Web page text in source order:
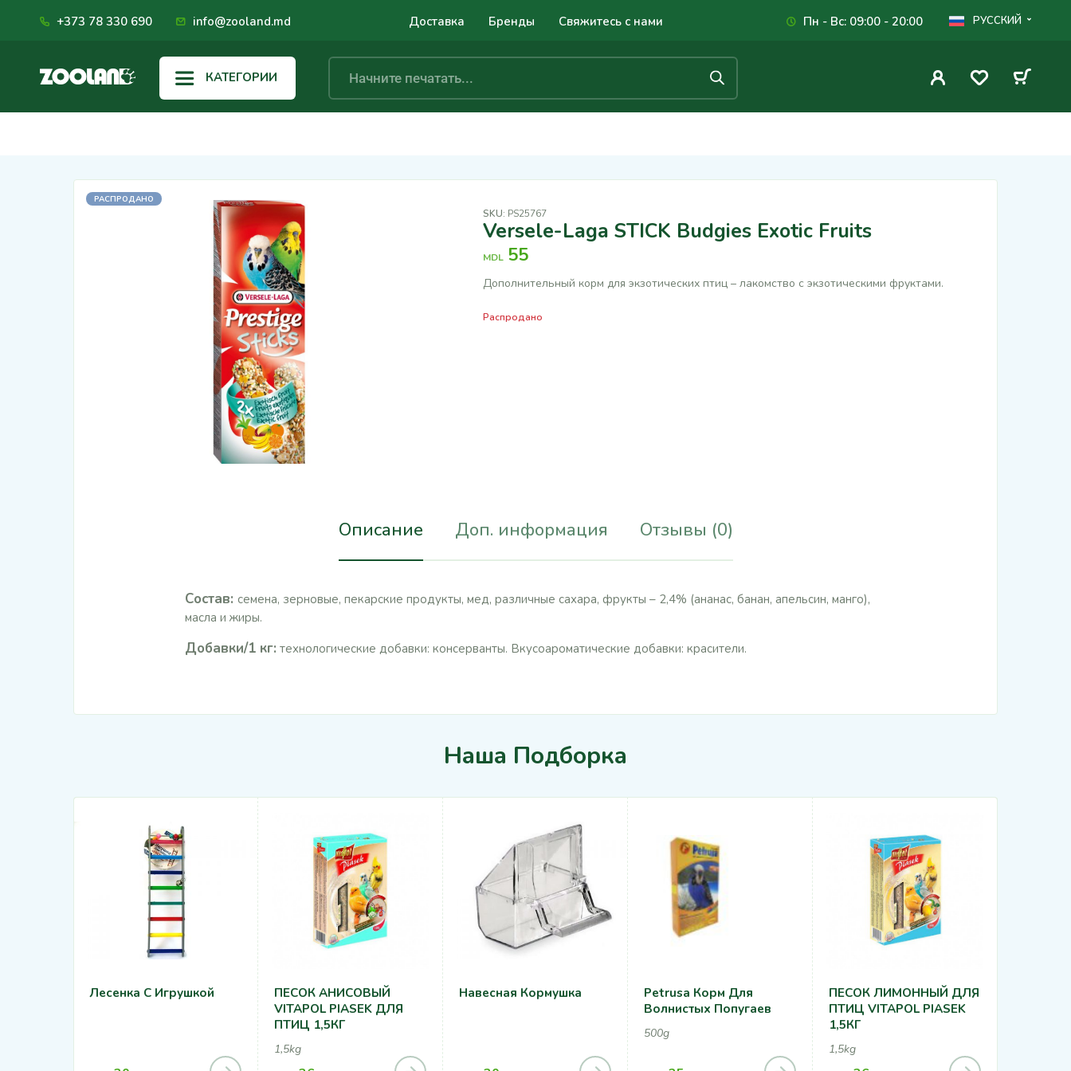
+373 78 330 690 info@zooland.md Доставка Бренды Свяжитесь с нами Пн - Вс: 09:00 - 20:00 РУССКИЙ
КАТЕГОРИИ
РАСПРОДАНО
SKU: PS25767
Versele-Laga STICK Budgies Exotic Fruits
MDL 55
Дополнительный корм для экзотических птиц – лакомство с экзотическими фруктами.
Распродано
Описание Доп. информация Отзывы (0)
Состав: семена, зерновые, пекарские продукты, мед, различные сахара, фрукты – 2,4% (ананас, банан, апельсин, манго),
масла и жиры.
Добавки/1 кг: технологические добавки: консерванты. Вкусоароматические добавки: красители.
Наша Подборка
Лесенка С Игрушкой
ПЕСОК АНИСОВЫЙ
VITAPOL PIASEK ДЛЯ
ПТИЦ 1,5КГ
1,5kg
Навесная Кормушка
Petrusa Корм Для
Волнистых Попугаев
500g
ПЕСОК ЛИМОННЫЙ ДЛЯ
ПТИЦ VITAPOL PIASEK
1,5КГ
1,5kg